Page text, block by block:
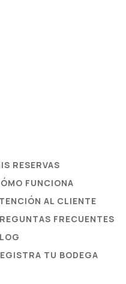
RESERVAS
FUNCIONA
AL CLIENTE
FRECUENTES
TU BODEGA